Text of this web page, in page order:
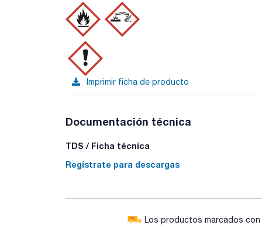
Imprimir ficha de producto
Documentación técnica
TDS / Ficha técnica
Regístrate para descargas
Los productos marcados